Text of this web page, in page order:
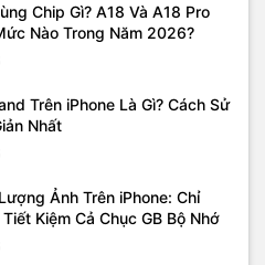
Chip Gì? A18 Và A18 Pro
Nào Trong Năm 2026?
Trên iPhone Là Gì? Cách Sử
Nhất
Ảnh Trên iPhone: Chỉ
Kiệm Cả Chục GB Bộ Nhớ